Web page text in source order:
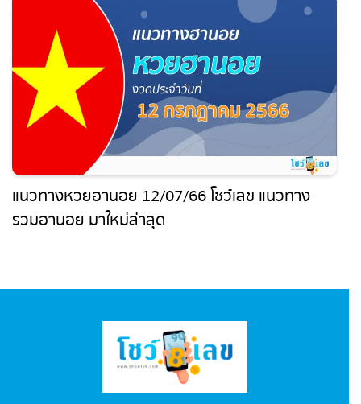
แนวทางหวยฮานอย 12/07/66 โชว์เลข แนวทาง
รวมฮานอย มาใหม่ล่าสุด